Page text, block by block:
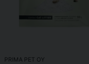
PRIMA PET OY